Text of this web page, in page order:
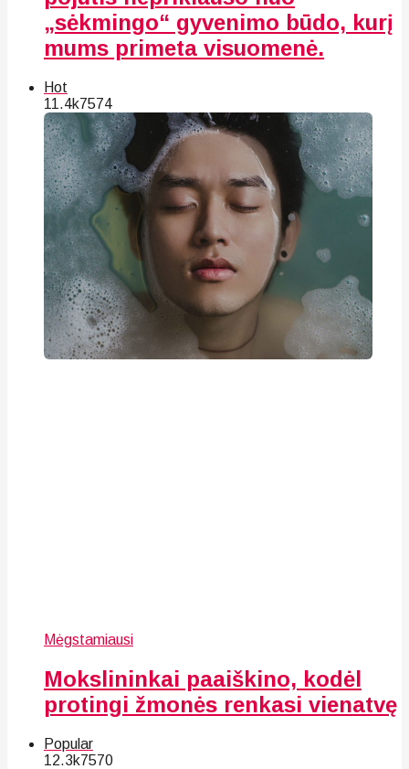
„sėkmingo“ gyvenimo būdo, kurį
mums primeta visuomenė.
Hot
11.4k7574
Mėgstamiausi
Mokslininkai paaiškino, kodėl
protingi žmonės renkasi vienatvę
Popular
12.3k7570